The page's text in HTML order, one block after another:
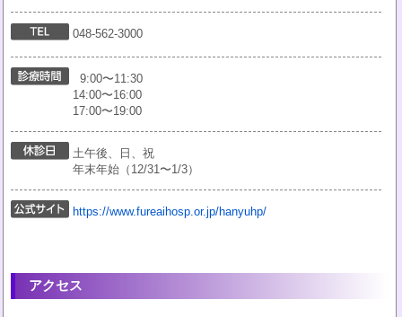
048-562-3000
9:00〜11:30
14:00〜16:00
17:00〜19:00
土午後、日、祝
年末年始（12/31〜1/3）
https://www.fureaihosp.or.jp/hanyuhp/
アクセス